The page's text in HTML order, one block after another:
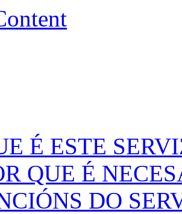
É ESTE
QUE É
DO